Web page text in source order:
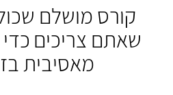
קורס מושלם
שאתם צריכים
מאסיבית